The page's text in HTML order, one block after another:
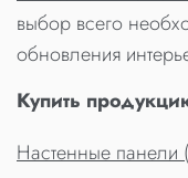
выбор всего
обновления
Купить
Настенные панели